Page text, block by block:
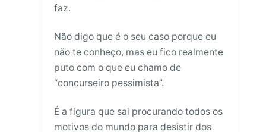
faz.
Não digo que é o seu caso porque eu
não te conheço, mas eu fico realmente
puto com o que eu chamo de
“concurseiro pessimista”.
É a figura que sai procurando todos os
motivos do mundo para desistir dos